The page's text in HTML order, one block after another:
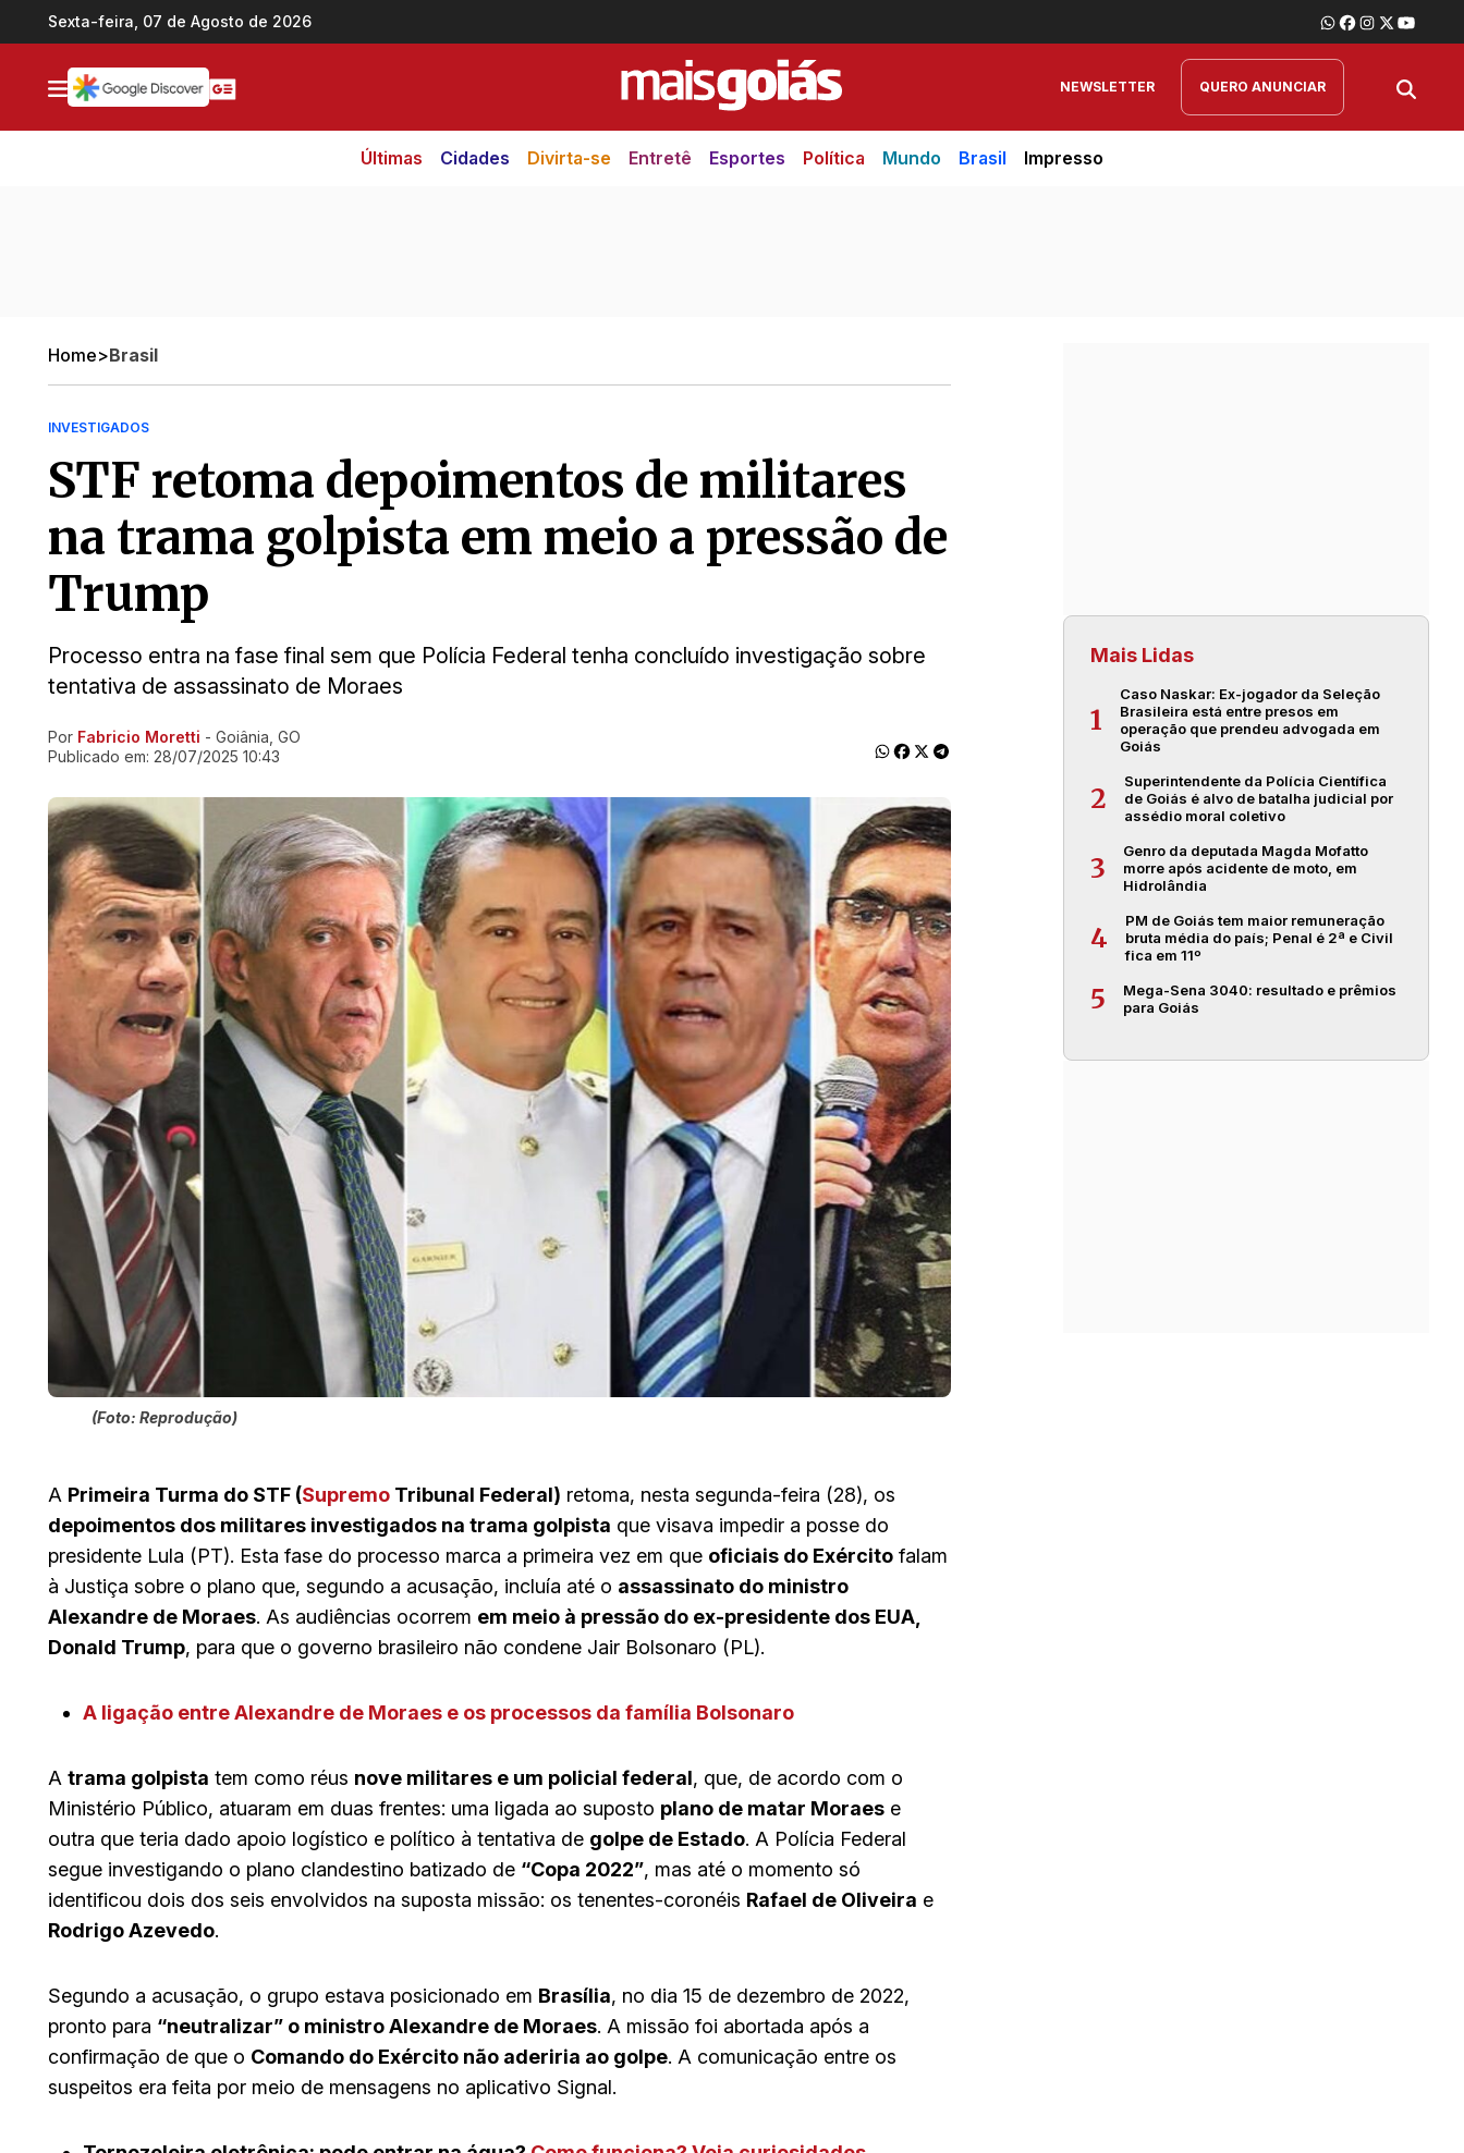
Ir direto pro conteúdo
Sexta-feira, 07 de Agosto de 2026
NEWSLETTER QUERO ANUNCIAR
Últimas Cidades Divirta-se Entretê Esportes Política Mundo Brasil Impresso
Home>Brasil
INVESTIGADOS
STF retoma depoimentos de militares
na trama golpista em meio a pressão de
Trump
Processo entra na fase final sem que Polícia Federal tenha concluído investigação sobre
tentativa de assassinato de Moraes
Ir direto pra matéria
Por Fabricio Moretti - Goiânia, GO
Publicado em: 28/07/2025 10:43
(Foto: Reprodução)
A Primeira Turma do STF (Supremo Tribunal Federal) retoma, nesta segunda-feira (28), os
depoimentos dos militares investigados na trama golpista que visava impedir a posse do
presidente Lula (PT). Esta fase do processo marca a primeira vez em que oficiais do Exército falam
à Justiça sobre o plano que, segundo a acusação, incluía até o assassinato do ministro
Alexandre de Moraes. As audiências ocorrem em meio à pressão do ex-presidente dos EUA,
Donald Trump, para que o governo brasileiro não condene Jair Bolsonaro (PL).
A ligação entre Alexandre de Moraes e os processos da família Bolsonaro
A trama golpista tem como réus nove militares e um policial federal, que, de acordo com o
Ministério Público, atuaram em duas frentes: uma ligada ao suposto plano de matar Moraes e
outra que teria dado apoio logístico e político à tentativa de golpe de Estado. A Polícia Federal
segue investigando o plano clandestino batizado de “Copa 2022”, mas até o momento só
identificou dois dos seis envolvidos na suposta missão: os tenentes-coronéis Rafael de Oliveira e
Rodrigo Azevedo.
Segundo a acusação, o grupo estava posicionado em Brasília, no dia 15 de dezembro de 2022,
pronto para “neutralizar” o ministro Alexandre de Moraes. A missão foi abortada após a
confirmação de que o Comando do Exército não aderiria ao golpe. A comunicação entre os
suspeitos era feita por meio de mensagens no aplicativo Signal.
Mais Lidas
1
Caso Naskar: Ex-jogador da Seleção
Brasileira está entre presos em
operação que prendeu advogada em
Goiás
2
Superintendente da Polícia Científica
de Goiás é alvo de batalha judicial por
assédio moral coletivo
3
Genro da deputada Magda Mofatto
morre após acidente de moto, em
Hidrolândia
4
PM de Goiás tem maior remuneração
bruta média do país; Penal é 2ª e Civil
fica em 11º
5
Mega-Sena 3040: resultado e prêmios
para Goiás